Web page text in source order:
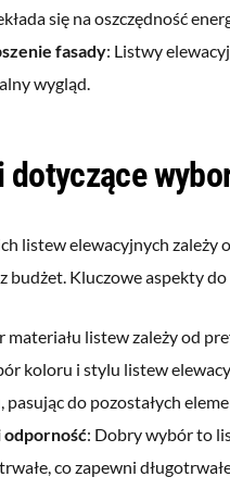
się na oszczędność
fasady: Listwy
wygląd.
dotyczące
listew elewacyjnych zależy
budżet. Kluczowe aspekty
materiału listew zależy od
koloru i stylu listew
pasując do pozostałych
odporność: Dobry wybór to
co zapewni